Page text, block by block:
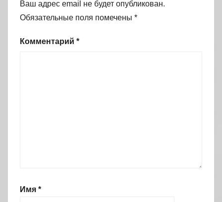
Ваш адрес email не будет опубликован.
Обязательные поля помечены *
Комментарий *
Имя *